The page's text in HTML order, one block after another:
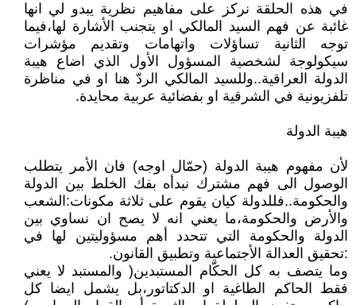
في هذه الحلقة نركز على مفاهيم نظرية يبدو لي انها
غائبة عن فهم السيد المالكي او يتجنب الأشارة لها،فيما
توجه الثانية تساؤلات واتهامات وتقديم مؤشرات
سيكولوجة لشخصية المسؤول الأول الذي اضاع هيبة
الدولة العراقية..وللسيد المالكي الردّ هنا او في مناظرة
تلفزيونية في الشرقية او بفضائية عربية محايدة.
هيبة الدولة
لأن مفهوم هيبة الدولة (حمّال اوجه) فان الأمر يتطلب
الوصول الى فهم مشترك نبدأه بفك الخلط بين الدولة
والحكومة..فللدولة كيان يقوم على ثلاثة مكونات:الشعب
والأرض والحكومة،ما يعني انه لا يصح ان نساوي بين
الدولة والحكومة التي تتحدد أهم مسؤوليتين لها في
:تحقيق العدالة الأجتماعية وتطبيق القانون.
وما يتصف به كل الحكّام المستبدين( والمستبد لا يعني
فقط الحاكم الطاغية او الدكتاتور،بل يشمل ايضا كل